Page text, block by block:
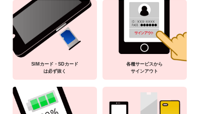
SIMカード・SDカード
は必ず抜く
各種サービスから
サインアウト